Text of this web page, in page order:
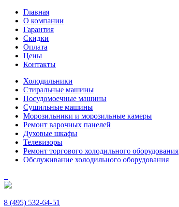
Главная
О компании
Гарантия
Скидки
Оплата
Цены
Контакты
Холодильники
Стиральные машины
Посудомоечные машины
Сушильные машины
Морозильники и морозильные камеры
Ремонт варочных панелей
Духовые шкафы
Телевизоры
Ремонт торгового холодильного оборудования
Обслуживание холодильного оборудования
8 (495) 532-64-51